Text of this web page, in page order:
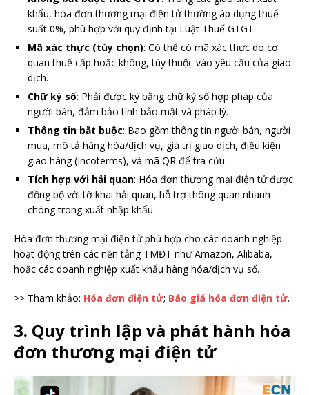
khẩu, hóa đơn thương mại điện tử thường áp dụng thuế
suất 0%, phù hợp với quy định tại Luật Thuế GTGT.
Mã xác thực (tùy chọn): Có thể có mã xác thực do cơ
quan thuế cấp hoặc không, tùy thuộc vào yêu cầu của giao
dịch.
Chữ ký số: Phải được ký bằng chữ ký số hợp pháp của
người bán, đảm bảo tính bảo mật và pháp lý.
Thông tin bắt buộc: Bao gồm thông tin người bán, người
mua, mô tả hàng hóa/dịch vụ, giá trị giao dịch, điều kiện
giao hàng (Incoterms), và mã QR để tra cứu.
Tích hợp với hải quan: Hóa đơn thương mại điện tử được
đồng bộ với tờ khai hải quan, hỗ trợ thông quan nhanh
chóng trong xuất nhập khẩu.
Hóa đơn thương mại điện tử phù hợp cho các doanh nghiệp
hoạt động trên các nền tảng TMĐT như Amazon, Alibaba,
hoặc các doanh nghiệp xuất khẩu hàng hóa/dịch vụ số.
>> Tham khảo: Hóa đơn điện tử; Báo giá hóa đơn điện tử.
3. Quy trình lập và phát hành hóa
đơn thương mại điện tử